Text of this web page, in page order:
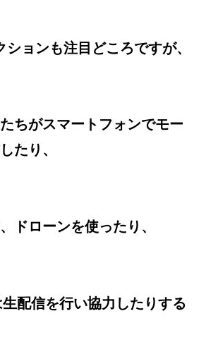
ションも注目どころですが、
ちがスマートフォンでモー
たり、
ドローンを使ったり、
配信を行い協力したりする